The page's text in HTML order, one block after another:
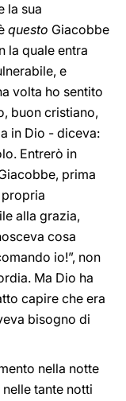
la sua
questo Giacobbe
la quale entra
e
volta ho sentito
buon cristiano,
in Dio - diceva:
Entrerò in
prima
alla grazia,
cosa
io!”, non
Ma Dio ha
capire che era
bisogno di
nella notte
tante notti